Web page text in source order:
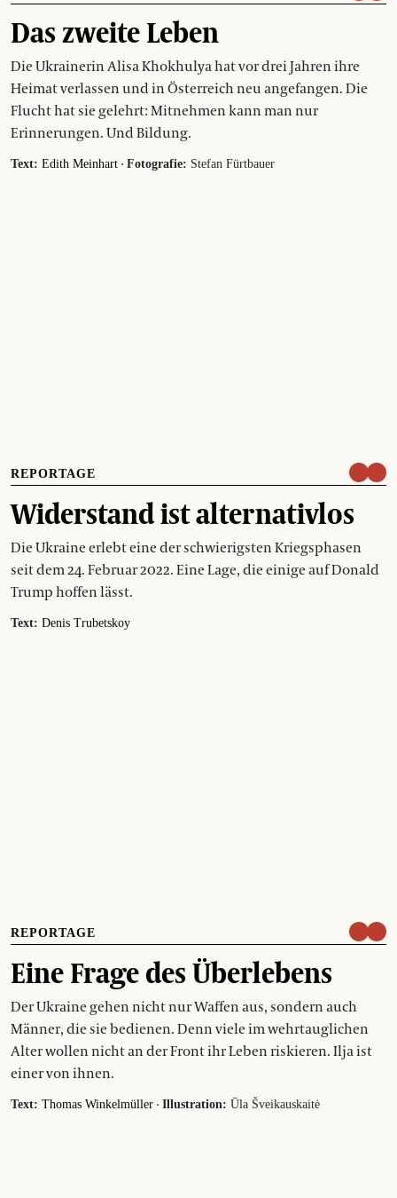
Das zweite Leben
Die Ukrainerin Alisa Khokhulya hat vor drei Jahren ihre
Heimat verlassen und in Österreich neu angefangen. Die
Flucht hat sie gelehrt: Mitnehmen kann man nur
Erinnerungen. Und Bildung.
Text: Edith Meinhart · Fotografie: Stefan Fürtbauer
REPORTAGE
Widerstand ist alternativlos
Die Ukraine erlebt eine der schwierigsten Kriegsphasen
seit dem 24. Februar 2022. Eine Lage, die einige auf Donald
Trump hoffen lässt.
Text: Denis Trubetskoy
REPORTAGE
Eine Frage des Überlebens
Der Ukraine gehen nicht nur Waffen aus, sondern auch
Männer, die sie bedienen. Denn viele im wehrtauglichen
Alter wollen nicht an der Front ihr Leben riskieren. Ilja ist
einer von ihnen.
Text: Thomas Winkelmüller · Illustration: Ūla Šveikauskaitė